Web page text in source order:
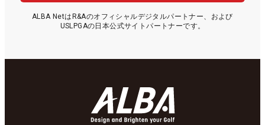
ALBA NetはR&Aのオフィシャルデジタルパートナー、および
USLPGAの日本公式サイトパートナーです。